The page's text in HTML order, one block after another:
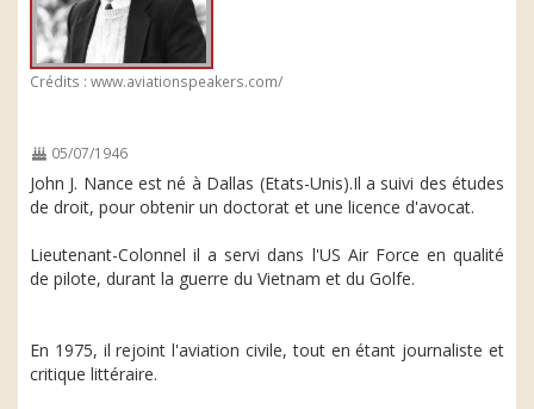
Crédits : www.aviationspeakers.com/
05/07/1946
John J. Nance est né à Dallas (Etats-Unis).Il a suivi des études
de droit, pour obtenir un doctorat et une licence d'avocat.
Lieutenant-Colonnel il a servi dans l'US Air Force en qualité
de pilote, durant la guerre du Vietnam et du Golfe.
En 1975, il rejoint l'aviation civile, tout en étant journaliste et
critique littéraire.